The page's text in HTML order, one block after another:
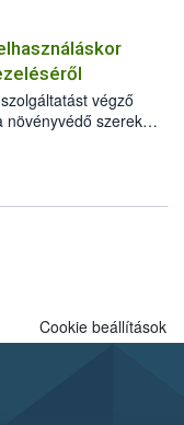
is jelen kell
szermaradékot.
kimutathatóak,
jelen, így nem
nézve.végző
növényvédő szerek
Minden
is, melyek
Cookie beállítások